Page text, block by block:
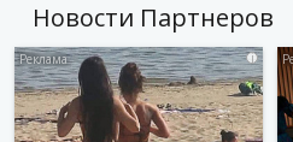
Новости Партнеров
i